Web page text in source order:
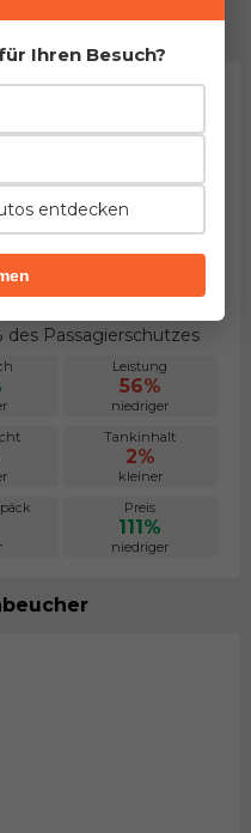
TDI Ult...
des Passagierschutzes
Leistung
56%
niedriger
Tankinhalt
2%
kleiner
Preis
111%
niedriger
Ihren Besuch?
entdecken